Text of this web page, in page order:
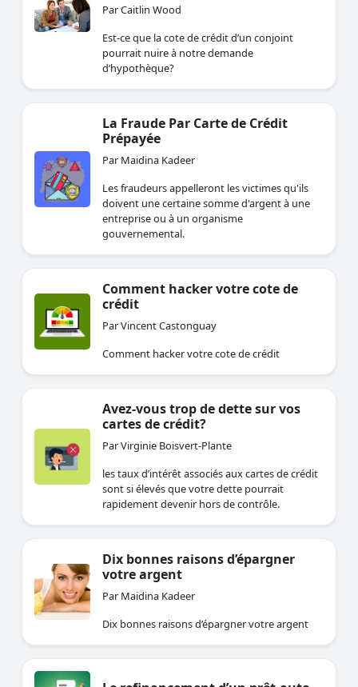
Par Caitlin Wood
Est-ce que la cote de crédit d’un conjoint
pourrait nuire à notre demande
d’hypothèque?
La Fraude Par Carte de Crédit
Prépayée
Par Maidina Kadeer
Les fraudeurs appelleront les victimes qu'ils
doivent une certaine somme d'argent à une
entreprise ou à un organisme
gouvernemental.
Comment hacker votre cote de
crédit
Par Vincent Castonguay
Comment hacker votre cote de crédit
Avez-vous trop de dette sur vos
cartes de crédit?
Par Virginie Boisvert-Plante
les taux d’intérêt associés aux cartes de crédit
sont si élevés que votre dette pourrait
rapidement devenir hors de contrôle.
Dix bonnes raisons d’épargner
votre argent
Par Maidina Kadeer
Dix bonnes raisons d’épargner votre argent